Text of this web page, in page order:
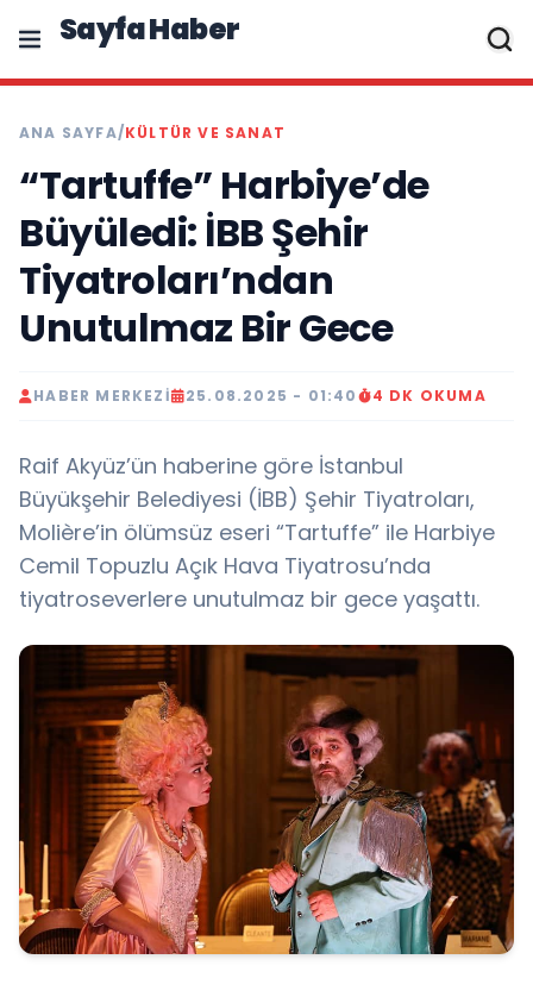
Sayfa Haber
ANA SAYFA/KÜLTÜR VE SANAT
“Tartuffe” Harbiye’de
Büyüledi: İBB Şehir
Tiyatroları’ndan
Unutulmaz Bir Gece
HABER MERKEZI 25.08.2025 - 01:40 4 DK OKUMA
Raif Akyüz’ün haberine göre İstanbul
Büyükşehir Belediyesi (İBB) Şehir Tiyatroları,
Molière’in ölümsüz eseri “Tartuffe” ile Harbiye
Cemil Topuzlu Açık Hava Tiyatrosu’nda
tiyatroseverlere unutulmaz bir gece yaşattı.